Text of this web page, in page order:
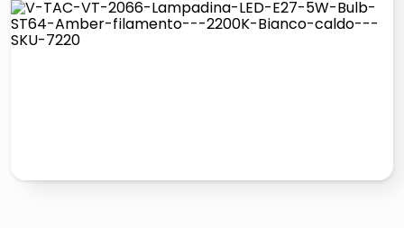
elenco telefonico